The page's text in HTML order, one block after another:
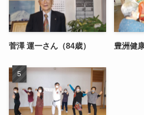
菅澤 運一さん（84歳） 豊洲健